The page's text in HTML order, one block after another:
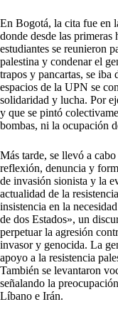
En Bogotá, la cita fue en
donde desde las primeras
estudiantes se reunieron
palestina y condenar el
trapos y pancartas, se iba
espacios de la UPN se
solidaridad y lucha. Por
y que se pintó
bombas, ni la ocupación
Más tarde, se llevó a
reflexión, denuncia y
de invasión sionista y la
actualidad de la
insistencia en la
de dos Estados», un
perpetuar la agresión
invasor y genocida. La
apoyo a la resistencia
También se levantaron
señalando la
Líbano e Irán.